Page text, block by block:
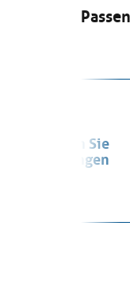
Bringen Sie
Erfahrungen